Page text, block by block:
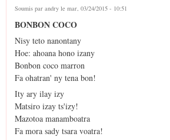
Soumis par andry le mar, 03/24/2015 - 10:51
BONBON COCO
Nisy teto nanontany
Hoe: ahoana hono izany
Bonbon coco marron
Fa ohatran' ny tena bon!
Ity ary ilay izy
Matsiro izay ts'izy!
Mazotoa manamboatra
Fa mora sady tsara voatra!